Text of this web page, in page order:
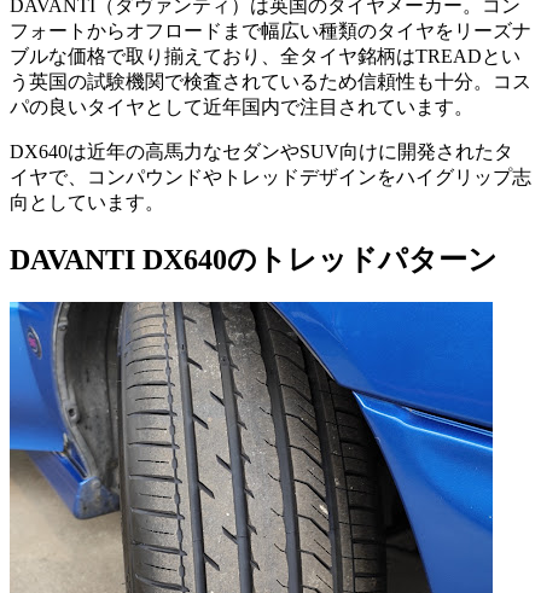
DAVANTI（ダヴァンティ）は英国のタイヤメーカー。コン
フォートからオフロードまで幅広い種類のタイヤをリーズナ
ブルな価格で取り揃えており、全タイヤ銘柄はTREADとい
う英国の試験機関で検査されているため信頼性も十分。コス
パの良いタイヤとして近年国内で注目されています。
DX640は近年の高馬力なセダンやSUV向けに開発されたタ
イヤで、コンパウンドやトレッドデザインをハイグリップ志
向としています。
DAVANTI DX640のトレッドパターン